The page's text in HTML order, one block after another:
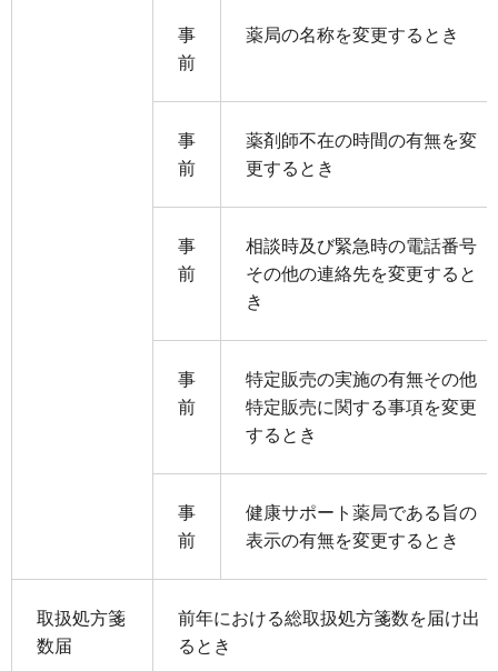
事
前
薬局の名称を変更するとき
事
前
薬剤師不在の時間の有無を変
更するとき
事
前
相談時及び緊急時の電話番号
その他の連絡先を変更すると
き
事
前
特定販売の実施の有無その他
特定販売に関する事項を変更
するとき
事
前
健康サポート薬局である旨の
表示の有無を変更するとき
取扱処方箋
数届
前年における総取扱処方箋数を届け出
るとき